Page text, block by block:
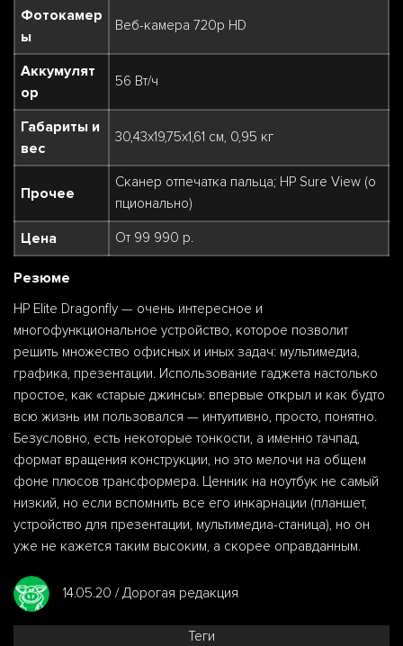
14.05.20 / Дорогая редакция
Теги
Фотокамер
ы
Веб-камера 720p HD
Аккумулят
ор
56 Вт/ч
Габариты и
вес
30,43x19,75x1,61 см, 0,95 кг
Прочее
Сканер отпечатка пальца; HP Sure View (о
пционально)
Цена От 99 990 р.
Резюме
HP Elite Dragonfly — очень интересное и
многофункциональное устройство, которое позволит
решить множество офисных и иных задач: мультимедиа,
графика, презентации. Использование гаджета настолько
простое, как «старые джинсы»: впервые открыл и как будто
всю жизнь им пользовался — интуитивно, просто, понятно.
Безусловно, есть некоторые тонкости, а именно тачпад,
формат вращения конструкции, но это мелочи на общем
фоне плюсов трансформера. Ценник на ноутбук не самый
низкий, но если вспомнить все его инкарнации (планшет,
устройство для презентации, мультимедиа-станица), но он
уже не кажется таким высоким, а скорее оправданным.